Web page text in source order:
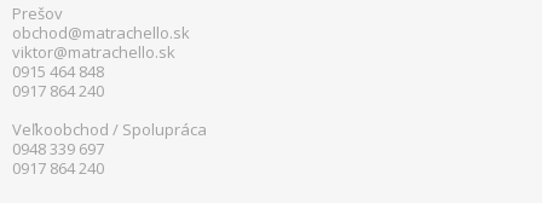
Prešov
obchod@matrachello.sk
viktor@matrachello.sk
0915 464 848
0917 864 240
Veľkoobchod / Spolupráca
0948 339 697
0917 864 240